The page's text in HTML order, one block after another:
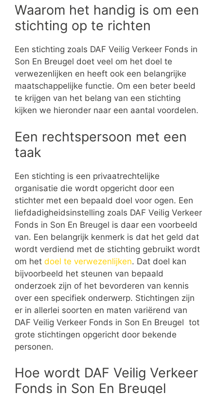
Waarom het handig is om een
stichting op te richten
Een stichting zoals DAF Veilig Verkeer Fonds in
Son En Breugel doet veel om het doel te
verwezenlijken en heeft ook een belangrijke
maatschappelijke functie. Om een beter beeld
te krijgen van het belang van een stichting
kijken we hieronder naar een aantal voordelen.
Een rechtspersoon met een
taak
Een stichting is een privaatrechtelijke
organisatie die wordt opgericht door een
stichter met een bepaald doel voor ogen. Een
liefdadigheidsinstelling zoals DAF Veilig Verkeer
Fonds in Son En Breugel is daar een voorbeeld
van. Een belangrijk kenmerk is dat het geld dat
wordt verdiend met de stichting gebruikt wordt
om het doel te verwezenlijken. Dat doel kan
bijvoorbeeld het steunen van bepaald
onderzoek zijn of het bevorderen van kennis
over een specifiek onderwerp. Stichtingen zijn
er in allerlei soorten en maten variërend van
DAF Veilig Verkeer Fonds in Son En Breugel tot
grote stichtingen opgericht door bekende
personen.
Hoe wordt DAF Veilig Verkeer
Fonds in Son En Breugel